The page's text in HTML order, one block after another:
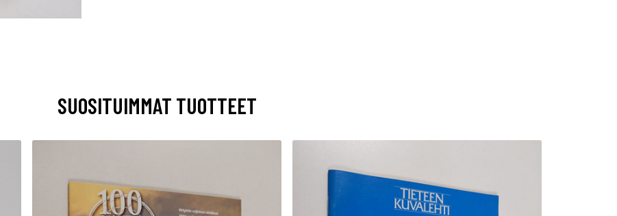
SUOSITUIMMAT TUOTTEET